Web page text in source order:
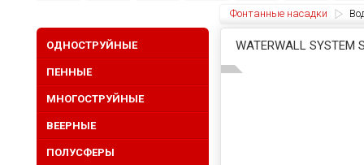
Фонтанные насадки
WATERWALL SYSTEM
ОДНОСТРУЙНЫЕ
ПЕННЫЕ
МНОГОСТРУЙНЫЕ
ВЕЕРНЫЕ
ПОЛУСФЕРЫ